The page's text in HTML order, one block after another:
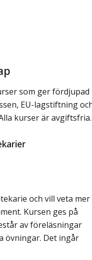
som ger fördjupad
EU-lagstiftning
kurser är avgiftsfria.
och vill veta mer
Kursen ges på
av föreläsningar
övningar. Det ingår